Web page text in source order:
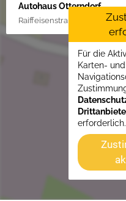
Autohaus Otterndorf
Raiffeisenstraße 1, 21762
Für die
Karten- und
erforderlich.